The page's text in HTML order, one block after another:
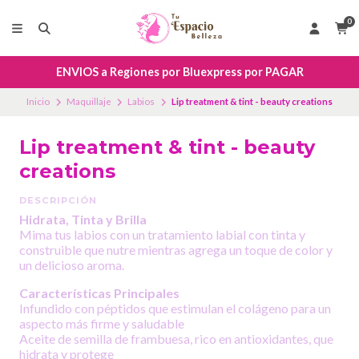
0
ENVIOS a Regiones por Bluexpress por PAGAR
Inicio Maquillaje Labios Lip treatment & tint - beauty creations
Lip treatment & tint - beauty
creations
DESCRIPCIÓN
Hidrata, Tinta y Brilla
Mima tus labios con un tratamiento labial con tinta y
construible que nutre mientras agrega un toque de color y
un delicioso aroma.
Características Principales
Infundido con péptidos que estimulan el colágeno para un
aspecto más firme y saludable
Aceite de semilla de frambuesa, rico en antioxidantes, que
hidrata y protege